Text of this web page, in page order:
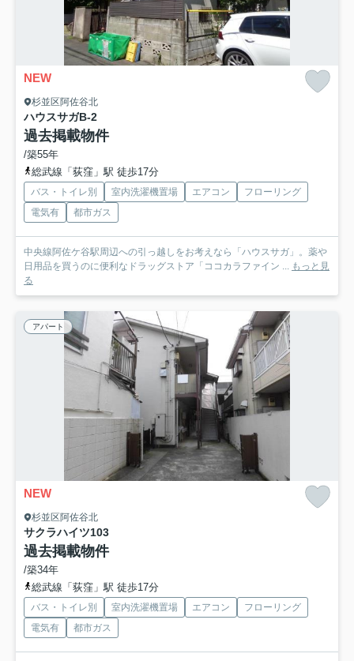
NEW
杉並区阿佐谷北
ハウスサガB-2
過去掲載物件
/築55年
総武線「荻窪」駅 徒歩17分
バス・トイレ別 室内洗濯機置場 エアコン
フローリング
電気有
都市ガス
中央線阿佐ケ谷駅周辺への引っ越しをお考えなら「ハウスサガ」。薬や
日用品を買うのに便利なドラッグストア「ココカラファイン ... もっと見
る
アパート
NEW
杉並区阿佐谷北
サクラハイツ103
過去掲載物件
/築34年
総武線「荻窪」駅 徒歩17分
バス・トイレ別 室内洗濯機置場 エアコン
フローリング
電気有
都市ガス